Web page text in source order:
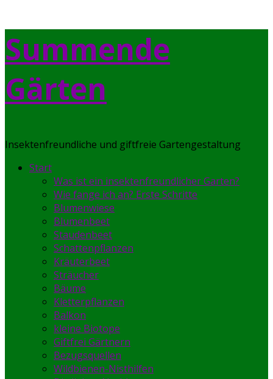
Skip
to
content
Summende
Gärten
Insektenfreundliche und giftfreie Gartengestaltung
Start
Was ist ein insektenfreundlicher Garten?
Wie fange ich an? Erste Schritte
Blumenwiese
Blumenbeet
Staudenbeet
Schattenpflanzen
Kräuterbeet
Sträucher
Bäume
Kletterpflanzen
Balkon
kleine Biotope
Giftfrei Gärtnern
Bezugsquellen
Wildbienen-Nisthilfen